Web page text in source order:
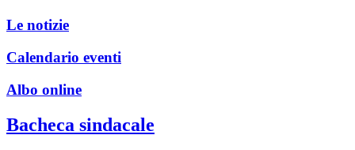
Le notizie
Calendario eventi
Albo online
Bacheca sindacale